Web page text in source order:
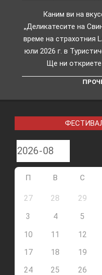
Каним ви на
„Деликатесите на
време на страхотния
юли 2026 г. в
Ще ни откриете
П В С
27 28 29
3
4 5
10
11 12
17
18 19
24
25 26